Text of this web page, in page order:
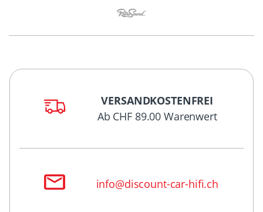
VERSANDKOSTENFREI
Ab CHF 89.00 Warenwert
info@discount-car-hifi.ch